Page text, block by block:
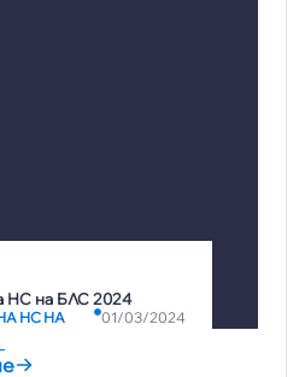
НС на БЛС 2024
01/03/2024
НС НА